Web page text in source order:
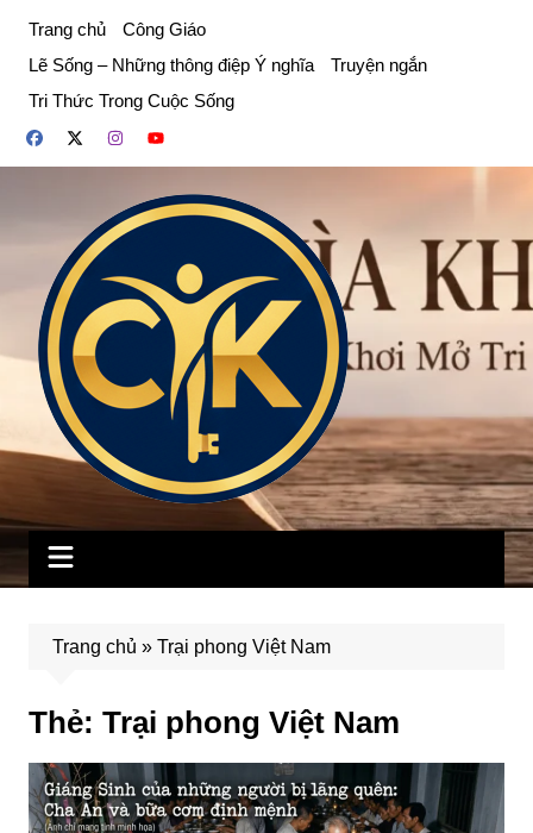
phần
dung
Trang chủ
Công Giáo
Lẽ Sống – Những thông điệp Ý nghĩa
Truyện ngắn
Tri Thức Trong Cuộc Sống
Trang chủ » Trại phong Việt Nam
Thẻ: Trại phong Việt Nam